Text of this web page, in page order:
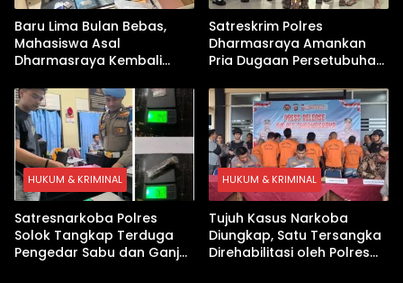
Baru Lima Bulan Bebas,
Mahasiswa Asal
Dharmasraya Kembali
Satreskrim Polres
Dharmasraya Amankan
Pria Dugaan Persetubuhan
HUKUM & KRIMINAL
Satresnarkoba Polres
Solok Tangkap Terduga
Pengedar Sabu dan Ganja
HUKUM & KRIMINAL
Tujuh Kasus Narkoba
Diungkap, Satu Tersangka
Direhabilitasi oleh Polres